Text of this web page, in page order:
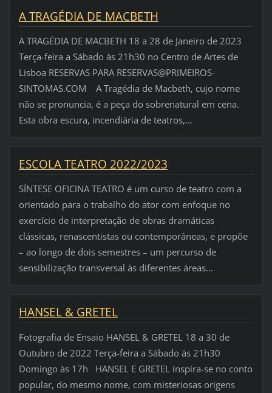
A TRAGÉDIA DE MACBETH
A TRAGÉDIA DE MACBETH 18 a 28 de Janeiro de 2023
Terça-feira a Sábado às 21h30 no Centro de Artes de
Lisboa RESERVAS PARA RESERVAS@PRIMEIROS-
SINTOMAS.COM A Tragédia de Macbeth, cujo nome
não se pronuncia, é a peça do sobrenatural em cena.
Esta obra escura, incendiária de teatros,...
ESCOLA TEATRO 2022/2023
SÍNTESE OFICINA TEATRO é um curso de teatro com a
orientado para o trabalho do ator com enfoque no
exercício de interpretação de obras dramáticas
clássicas, renascentistas ou contemporâneas, e propõe
– ao longo de dois semestres – um percurso de
sensibilização transversal às diferentes áreas...
HANSEL & GRETEL
Fotografia de Ensaio HANSEL & GRETEL 18 a 30 de
Outubro de 2022 Terça-feira a Sábado às 21h30
Domingo às 17h HANSEL E GRETEL inspira-se no conto
popular, do mesmo nome, com misteriosas origens